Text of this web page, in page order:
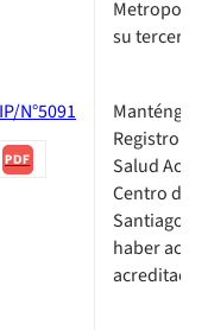
su tercer
N°5091
PDF
Registro
Salud
Centro de
Santiago,
haber